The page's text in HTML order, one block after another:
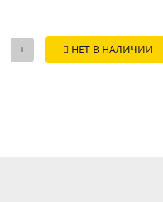
+ НЕТ В НАЛИЧИИ